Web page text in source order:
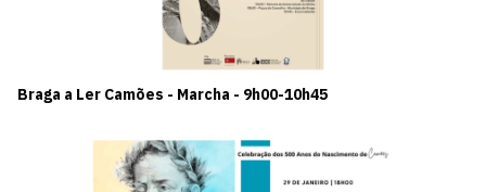
Braga a Ler Camões - Marcha - 9h00-10h45